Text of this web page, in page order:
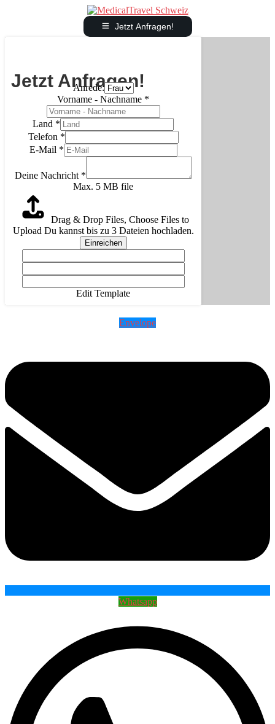
Jetzt Anfragen!
Jetzt Anfragen!
Anrede:
Vorname - Nachname *
Land *
Telefon *
E-Mail *
Deine Nachricht *
Max. 5 MB file
Drag & Drop Files, Choose Files to
Upload Du kannst bis zu 3 Dateien hochladen.
Einreichen
Edit Template
Envelope
Whatsapp